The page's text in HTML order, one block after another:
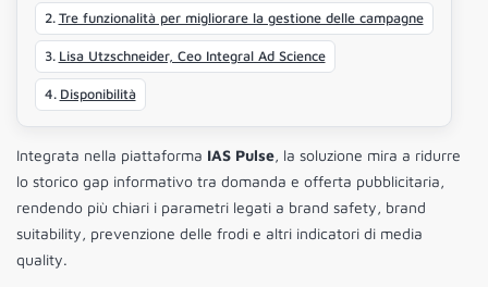
Tre funzionalità per migliorare la gestione delle campagne
Lisa Utzschneider, Ceo Integral Ad Science
Disponibilità
Integrata nella piattaforma IAS Pulse, la soluzione mira a ridurre
lo storico gap informativo tra domanda e offerta pubblicitaria,
rendendo più chiari i parametri legati a brand safety, brand
suitability, prevenzione delle frodi e altri indicatori di media
quality.